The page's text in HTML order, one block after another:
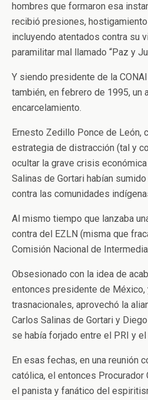
hombres que formaron esa
recibió presiones,
incluyendo atentados contra su
paramilitar mal llamado “Paz y
Y siendo presidente de la
también, en febrero de 1995, un
encarcelamiento.
Ernesto Zedillo Ponce de León,
estrategia de distracción (tal y
ocultar la grave crisis
Salinas de Gortari habían
contra las comunidades
Al mismo tiempo que lanzaba
contra del EZLN (misma que
Comisión Nacional de
Obsesionado con la idea de
entonces presidente de México,
trasnacionales, aprovechó la
Carlos Salinas de Gortari y
se había forjado entre el PRI y el
En esas fechas, en una reunión
católica, el entonces Procurador
el panista y fanático del